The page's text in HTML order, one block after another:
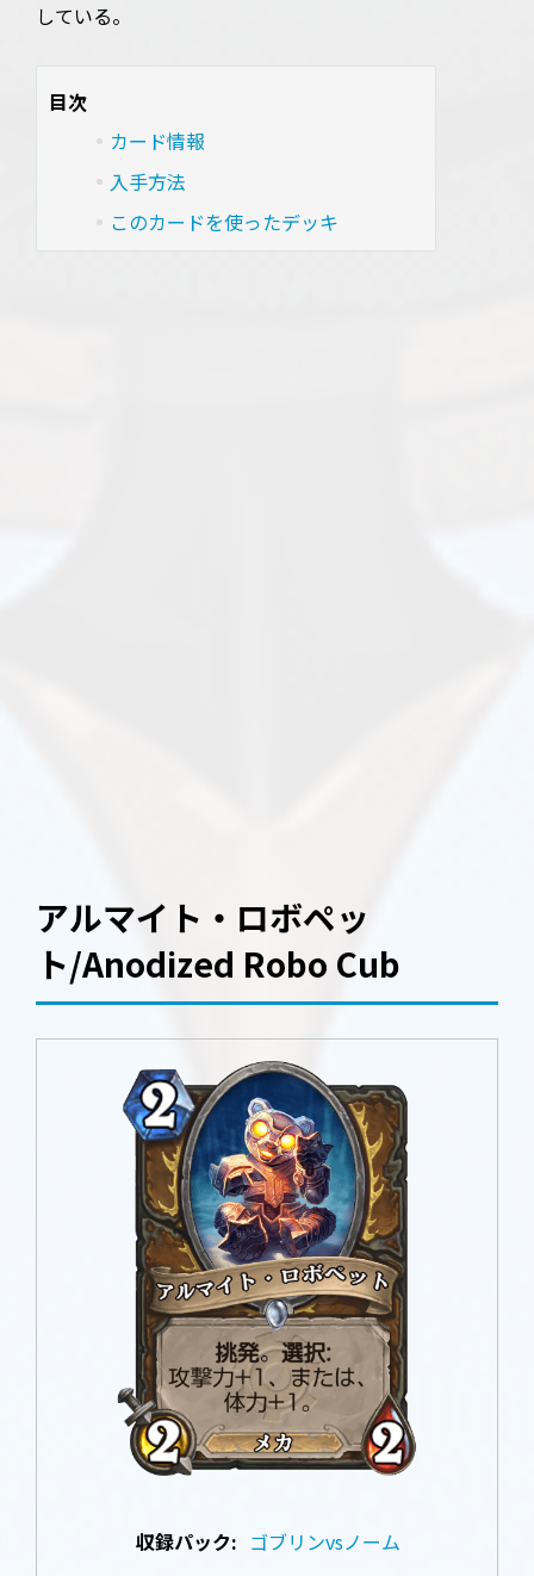
している。
目次
カード情報
入手方法
このカードを使ったデッキ
アルマイト・ロボペッ
ト/Anodized Robo Cub
収録パック: ゴブリンvsノーム